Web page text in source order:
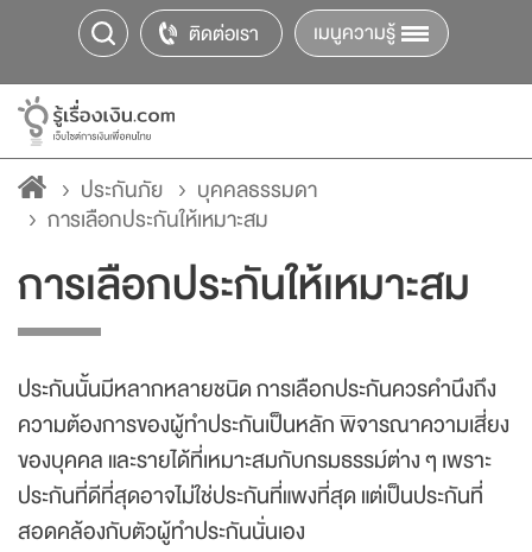
ติดต่อเรา เมนูความรู้
ประกันภัย
บุคคลธรรมดา
การเลือกประกันให้เหมาะสม
การเลือกประกันให้เหมาะสม
ประกันนั้นมีหลากหลายชนิด การเลือกประกันควรคำนึงถึง
ความต้องการของผู้ทำประกันเป็นหลัก พิจารณาความเสี่ยง
ของบุคคล และรายได้ที่เหมาะสมกับกรมธรรม์ต่าง ๆ เพราะ
ประกันที่ดีที่สุดอาจไม่ใช่ประกันที่แพงที่สุด แต่เป็นประกันที่
สอดคล้องกับตัวผู้ทำประกันนั่นเอง